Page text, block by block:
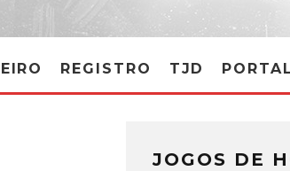
REGISTRO TJD PORTAL
JOGOS DE